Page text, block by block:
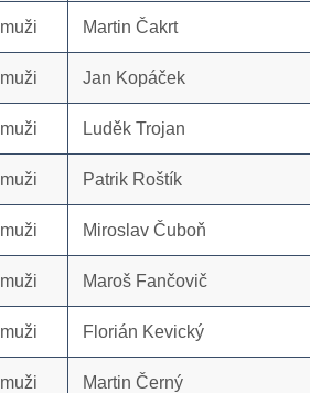
muži Martin Čakrt
muži Jan Kopáček
muži Luděk Trojan
muži Patrik Roštík
muži Miroslav Čuboň
muži Maroš Fančovič
muži Florián Kevický
muži Martin Černý